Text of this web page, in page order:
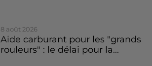
8 août 2026
Aide carburant pour les "grands
rouleurs" : le délai pour la...